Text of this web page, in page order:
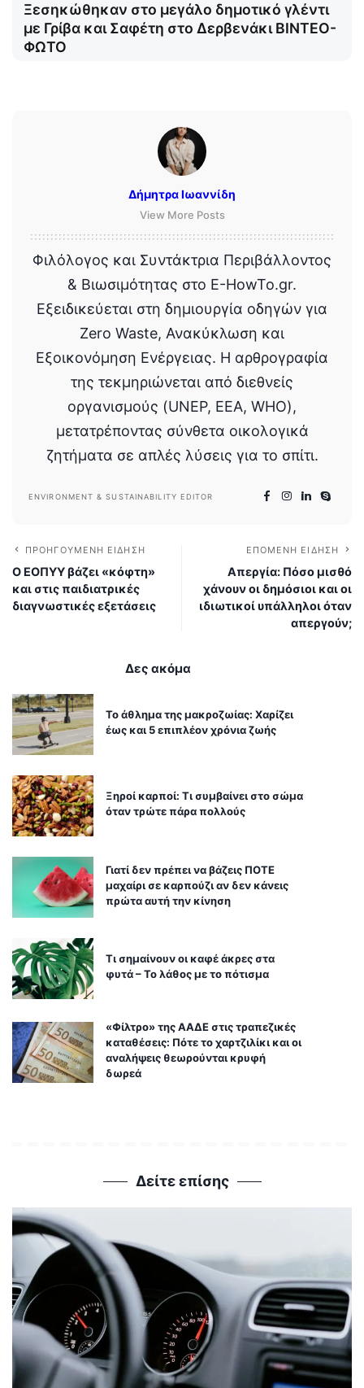
Ξεσηκώθηκαν στο μεγάλο δημοτικό γλέντι
με Γρίβα και Σαφέτη στο Δερβενάκι ΒΙΝΤΕΟ-
ΦΩΤΟ
Δήμητρα Ιωαννίδη
View More Posts
Φιλόλογος και Συντάκτρια Περιβάλλοντος
& Βιωσιμότητας στο E-HowTo.gr.
Εξειδικεύεται στη δημιουργία οδηγών για
Zero Waste, Ανακύκλωση και
Εξοικονόμηση Ενέργειας. Η αρθρογραφία
της τεκμηριώνεται από διεθνείς
οργανισμούς (UNEP, EEA, WHO),
μετατρέποντας σύνθετα οικολογικά
ζητήματα σε απλές λύσεις για το σπίτι.
ENVIRONMENT & SUSTAINABILITY EDITOR
ΠΡΟΗΓΟΎΜΕΝΗ ΕΊΔΗΣΗ
Ο ΕΟΠΥΥ βάζει «κόφτη»
και στις παιδιατρικές
διαγνωστικές εξετάσεις
ΕΠΌΜΕΝΗ ΕΊΔΗΣΗ
Απεργία: Πόσο μισθό
χάνουν οι δημόσιοι και οι
ιδιωτικοί υπάλληλοι όταν
απεργούν;
Δες ακόμα
Το άθλημα της μακροζωίας: Χαρίζει
έως και 5 επιπλέον χρόνια ζωής
Ξηροί καρποί: Τι συμβαίνει στο σώμα
όταν τρώτε πάρα πολλούς
Γιατί δεν πρέπει να βάζεις ΠΟΤΕ
μαχαίρι σε καρπούζι αν δεν κάνεις
πρώτα αυτή την κίνηση
Τι σημαίνουν οι καφέ άκρες στα
φυτά – Το λάθος με το πότισμα
«Φίλτρο» της ΑΑΔΕ στις τραπεζικές
καταθέσεις: Πότε το χαρτζιλίκι και οι
αναλήψεις θεωρούνται κρυφή
δωρεά
Δείτε επίσης